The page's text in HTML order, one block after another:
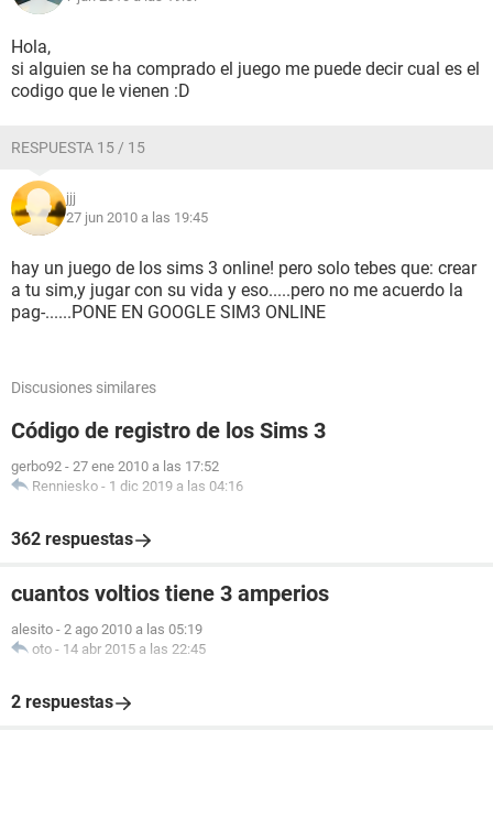
Hola,
si alguien se ha comprado el juego me puede decir cual es el
codigo que le vienen :D
RESPUESTA 15 / 15
jjj
27 jun 2010 a las 19:45
hay un juego de los sims 3 online! pero solo tebes que: crear
a tu sim,y jugar con su vida y eso.....pero no me acuerdo la
pag-......PONE EN GOOGLE SIM3 ONLINE
Discusiones similares
Código de registro de los Sims 3
gerbo92 - 27 ene 2010 a las 17:52
Renniesko - 1 dic 2019 a las 04:16
362 respuestas
cuantos voltios tiene 3 amperios
alesito - 2 ago 2010 a las 05:19
oto - 14 abr 2015 a las 22:45
2 respuestas